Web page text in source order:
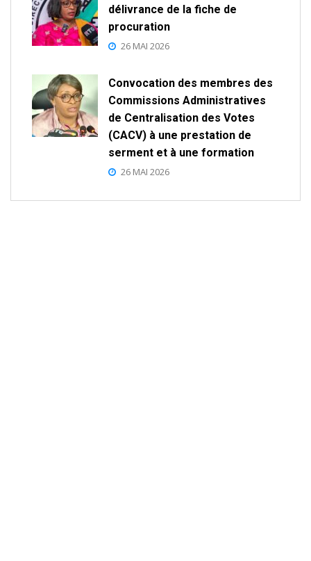
délivrance de la fiche de
procuration
26 MAI 2026
Convocation des membres des
Commissions Administratives
de Centralisation des Votes
(CACV) à une prestation de
serment et à une formation
26 MAI 2026